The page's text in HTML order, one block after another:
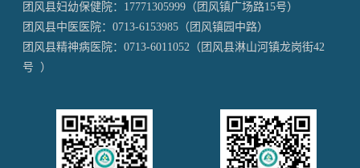
团风县妇幼保健院： 17771305999 （团风镇广场路15号）
团风县中医医院：0713-6153985 （团风镇园中路）
团风县精神病医院：0713-6011052 （团风县淋山河镇龙岗街42
号 ）